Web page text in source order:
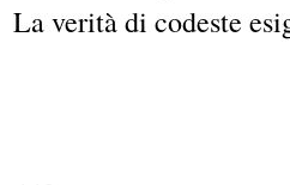
La verità di codeste